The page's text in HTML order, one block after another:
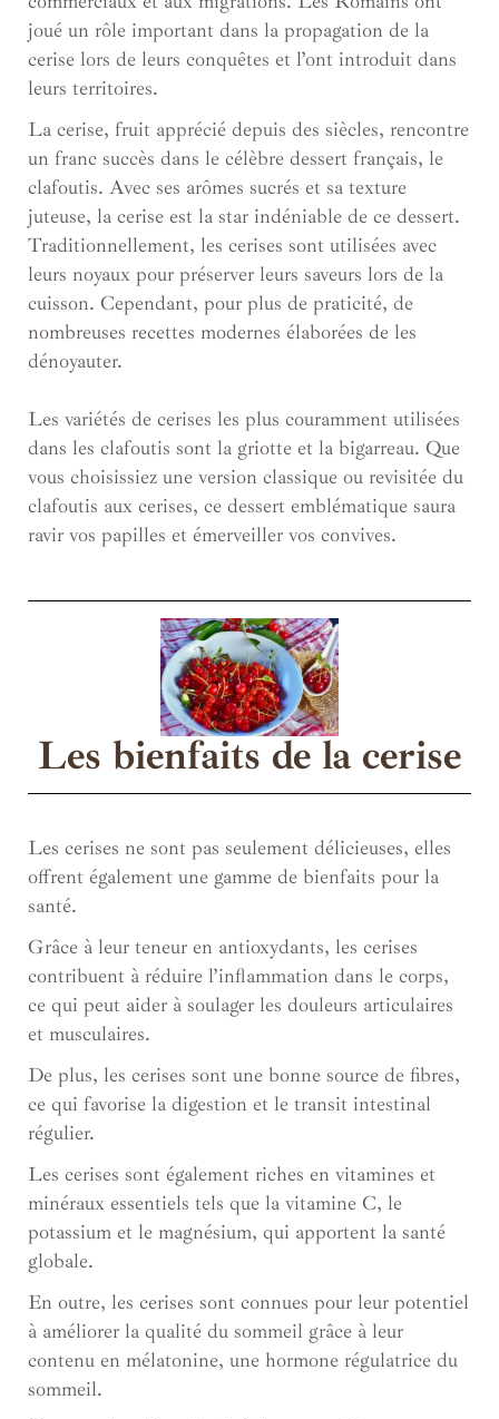
joué un rôle important dans la propagation de la
cerise lors de leurs conquêtes et l’ont introduit dans
leurs territoires.
La cerise, fruit apprécié depuis des siècles, rencontre
un franc succès dans le célèbre dessert français, le
clafoutis. Avec ses arômes sucrés et sa texture
juteuse, la cerise est la star indéniable de ce dessert.
Traditionnellement, les cerises sont utilisées avec
leurs noyaux pour préserver leurs saveurs lors de la
cuisson. Cependant, pour plus de praticité, de
nombreuses recettes modernes élaborées de les
dénoyauter.
Les variétés de cerises les plus couramment utilisées
dans les clafoutis sont la griotte et la bigarreau. Que
vous choisissiez une version classique ou revisitée du
clafoutis aux cerises, ce dessert emblématique saura
ravir vos papilles et émerveiller vos convives.
Les bienfaits de la cerise
Les cerises ne sont pas seulement délicieuses, elles
offrent également une gamme de bienfaits pour la
santé.
Grâce à leur teneur en antioxydants, les cerises
contribuent à réduire l’inflammation dans le corps,
ce qui peut aider à soulager les douleurs articulaires
et musculaires.
De plus, les cerises sont une bonne source de fibres,
ce qui favorise la digestion et le transit intestinal
régulier.
Les cerises sont également riches en vitamines et
minéraux essentiels tels que la vitamine C, le
potassium et le magnésium, qui apportent la santé
globale.
En outre, les cerises sont connues pour leur potentiel
à améliorer la qualité du sommeil grâce à leur
contenu en mélatonine, une hormone régulatrice du
sommeil.